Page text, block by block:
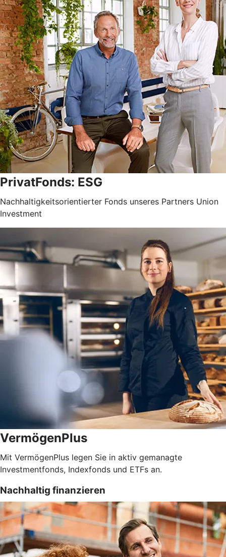
PrivatFonds: ESG
Nachhaltigkeitsorientierter Fonds unseres Partners Union
Investment
VermögenPlus
Mit VermögenPlus legen Sie in aktiv gemanagte
Investmentfonds, Indexfonds und ETFs an.
Nachhaltig finanzieren